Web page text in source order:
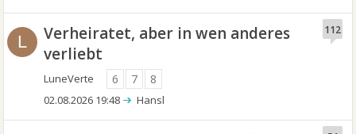
L
Verheiratet, aber in wen anderes
verliebt
LuneVerte 6 7 8
112
02.08.2026 19:48 Hansl